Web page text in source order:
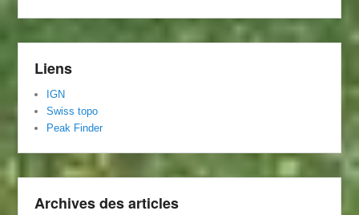
Liens
IGN
Swiss topo
Peak Finder
Archives des articles